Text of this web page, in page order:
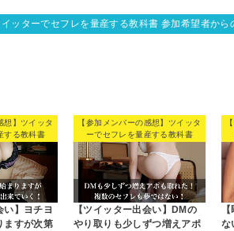
イッターでセフレを量産する教科書 参加希望者から
想】ツイッタ
する教科書
い】ヨチヨ
ますが次第
【参加メンバーの感想】ツイッタ
ーでセフレを量産する教科書
【ツイッター出会い】DMの
やり取りも少しずつ増えアポ
な